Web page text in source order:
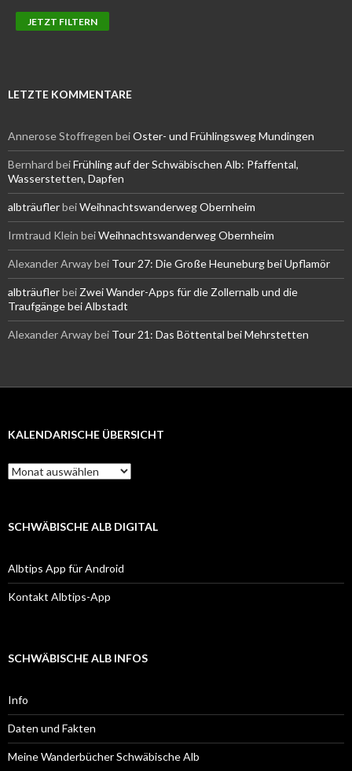
LETZTE KOMMENTARE
Annerose Stoffregen beiOster- und Frühlingsweg Mundingen
Bernhard beiFrühling auf der Schwäbischen Alb: Pfaffental,
Wasserstetten, Dapfen
albträuflerbeiWeihnachtswanderweg Obernheim
Irmtraud Klein beiWeihnachtswanderweg Obernheim
Alexander Arwaybei Tour 27: Die Große Heuneburg bei Upflamör
albträuflerbei Zwei Wander-Apps für die Zollernalb und die
Traufgänge bei Albstadt
Alexander Arwaybei Tour 21: Das Böttental bei Mehrstetten
KALENDARISCHE ÜBERSICHT
Kalendarische
Übersicht
SCHWÄBISCHE ALB DIGITAL
Albtips App für Android
Kontakt Albtips-App
SCHWÄBISCHE ALB INFOS
Info
Daten und Fakten
Meine Wanderbücher Schwäbische Alb